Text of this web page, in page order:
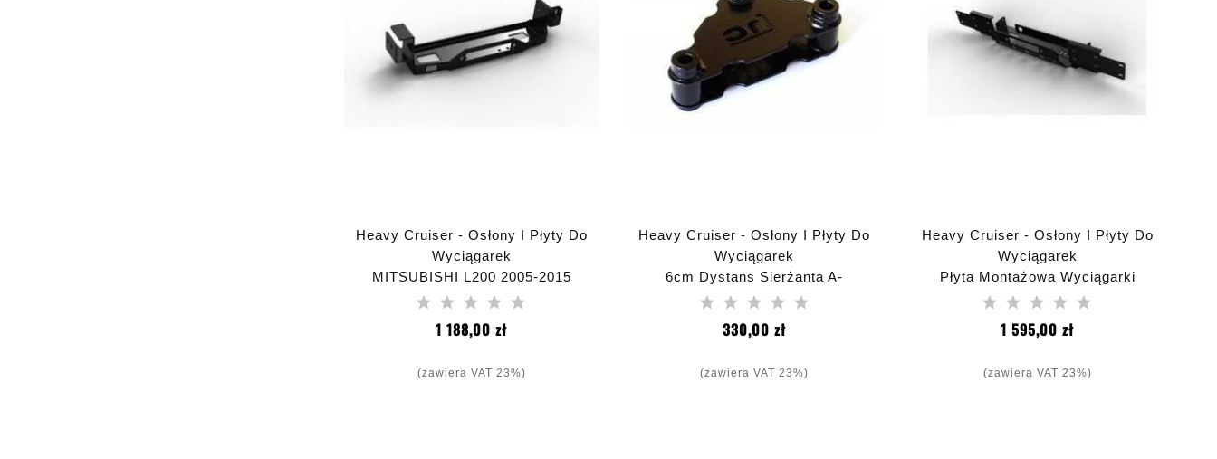
Heavy Cruiser - Osłony I Płyty Do
Wyciągarek
MITSUBISHI L200 2005-2015
PŁYTA MONTAŻOWA
1 188,00 złCena
(zawiera VAT 23%)
Heavy Cruiser - Osłony I Płyty Do
Wyciągarek
6cm Dystans Sierżanta A-
Wahacza 60 Mm Jeep Grand
330,00 złCena
(zawiera VAT 23%)
Heavy Cruiser - Osłony I Płyty Do
Wyciągarek
Płyta Montażowa Wyciągarki
JEEP JK Zderzak USA Pod
Amerykańskiej Jeep Wrangler JK
1 595,00 złCena
(zawiera VAT 23%)